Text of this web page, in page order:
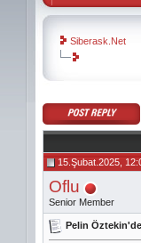
Siberask.Net
evooli
gaziantep
escort
gaziantep
escort
15.Şubat.2025,
Oflu
Senior Member
Pelin